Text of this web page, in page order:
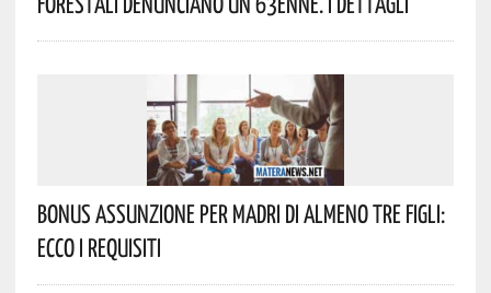
Bonus Assunzione Per Madri Di Almeno Tre Figli:
Ecco I Requisiti